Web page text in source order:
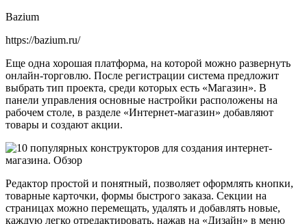
Bazium
https://bazium.ru/
Еще одна хорошая платформа, на которой можно развернуть
онлайн-торговлю. После регистрации система предложит
выбрать тип проекта, среди которых есть «Магазин». В
панели управления основные настройки расположены на
рабочем столе, в разделе «Интернет-магазин» добавляют
товары и создают акции.
Редактор простой и понятный, позволяет оформлять кнопки,
товарные карточки, формы быстрого заказа. Секции на
страницах можно перемещать, удалять и добавлять новые,
каждую легко отредактировать, нажав на «Дизайн» в меню